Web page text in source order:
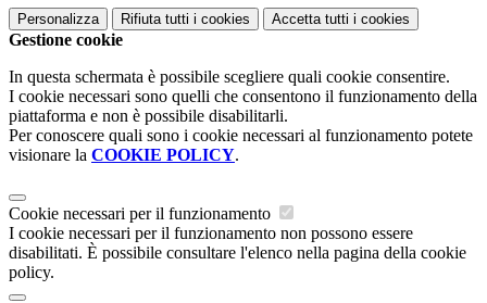
Personalizza Rifiuta tutti i cookies Accetta tutti i cookies
Gestione cookie
In questa schermata è possibile scegliere quali cookie consentire.
I cookie necessari sono quelli che consentono il funzionamento della
piattaforma e non è possibile disabilitarli.
Per conoscere quali sono i cookie necessari al funzionamento potete
visionare la COOKIE POLICY.
Cookie necessari per il funzionamento
I cookie necessari per il funzionamento non possono essere
disabilitati. È possibile consultare l'elenco nella pagina della cookie
policy.